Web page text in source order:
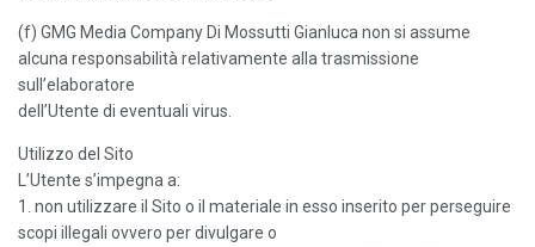
(f) GMG Media Company Di Mossutti Gianluca non si assume
alcuna responsabilità relativamente alla trasmissione
sull’elaboratore
dell’Utente di eventuali virus.
Utilizzo del Sito
L’Utente s’impegna a:
1. non utilizzare il Sito o il materiale in esso inserito per perseguire
scopi illegali ovvero per divulgare o